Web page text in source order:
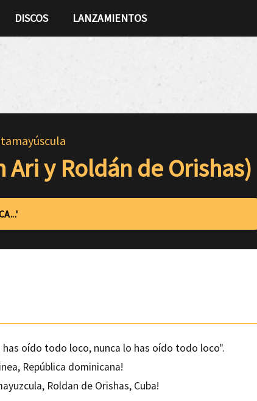
DISCOS LANZAMIENTOS
Ari y Roldán de Orishas)
has oído todo loco, nunca lo has oído todo loco".
República dominicana!
Roldan de Orishas, Cuba!